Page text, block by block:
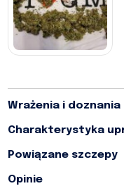
Wrażenia i doznania
Charakterystyka
Powiązane szczepy
Opinie